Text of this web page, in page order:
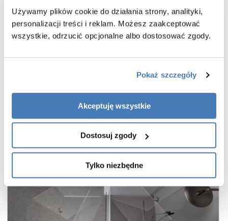
Używamy plików cookie do działania strony, analityki,
personalizacji treści i reklam. Możesz zaakceptować
wszystkie, odrzucić opcjonalne albo dostosować zgody.
Pokaż szczegóły
Akceptuję wszystkie
Dostosuj zgody
Tylko niezbędne
cienkie, niemal niewidoczne profile w kolorze miedź szczotkowana
wieszak na ręcznik w zestawie